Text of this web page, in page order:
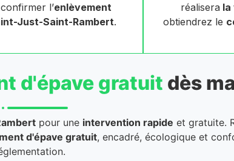
l’enlèvement
Just-Saint-Rambert.
réalisera la
obtiendrez le
d'épave gratuit dès
pour une intervention rapide et gratuite.
d'épave gratuit, encadré, écologique et